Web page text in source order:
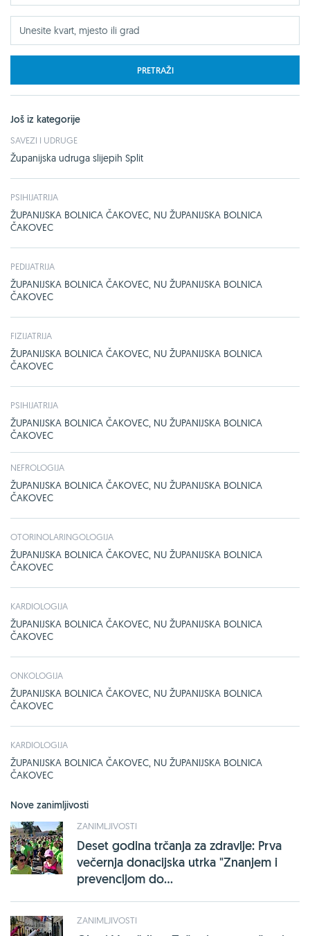
PRETRAŽI
Još iz kategorije
SAVEZI I UDRUGE
Županijska udruga slijepih Split
PSIHIJATRIJA
ŽUPANIJSKA BOLNICA ČAKOVEC, NU ŽUPANIJSKA BOLNICA
ČAKOVEC
PEDIJATRIJA
ŽUPANIJSKA BOLNICA ČAKOVEC, NU ŽUPANIJSKA BOLNICA
ČAKOVEC
FIZIJATRIJA
ŽUPANIJSKA BOLNICA ČAKOVEC, NU ŽUPANIJSKA BOLNICA
ČAKOVEC
PSIHIJATRIJA
ŽUPANIJSKA BOLNICA ČAKOVEC, NU ŽUPANIJSKA BOLNICA
ČAKOVEC
NEFROLOGIJA
ŽUPANIJSKA BOLNICA ČAKOVEC, NU ŽUPANIJSKA BOLNICA
ČAKOVEC
OTORINOLARINGOLOGIJA
ŽUPANIJSKA BOLNICA ČAKOVEC, NU ŽUPANIJSKA BOLNICA
ČAKOVEC
KARDIOLOGIJA
ŽUPANIJSKA BOLNICA ČAKOVEC, NU ŽUPANIJSKA BOLNICA
ČAKOVEC
ONKOLOGIJA
ŽUPANIJSKA BOLNICA ČAKOVEC, NU ŽUPANIJSKA BOLNICA
ČAKOVEC
KARDIOLOGIJA
ŽUPANIJSKA BOLNICA ČAKOVEC, NU ŽUPANIJSKA BOLNICA
ČAKOVEC
Nove zanimljivosti
ZANIMLJIVOSTI
Deset godina trčanja za zdravlje: Prva
večernja donacijska utrka "Znanjem i
prevencijom do...
ZANIMLJIVOSTI